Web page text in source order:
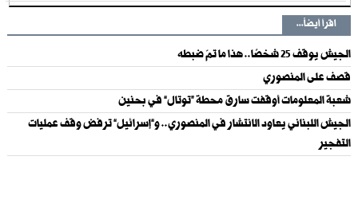
اقرأ أيضاً...
الجيش يوقف 25 شخصًا.. هذا ما تمّ ضبطه
قصف على المنصوري
شعبة المعلومات أوقفت سارق محطة “توتال” في بحنين
الجيش اللبناني يعاود الانتشار في المنصوري.. و”إسرائيل” ترفض وقف عمليات
التفجير